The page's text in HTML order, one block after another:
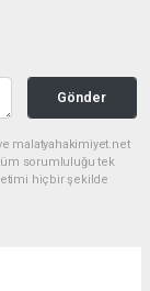
Gönder
malatyahakimiyet.net
sorumluluğu tek
hiçbir şekilde